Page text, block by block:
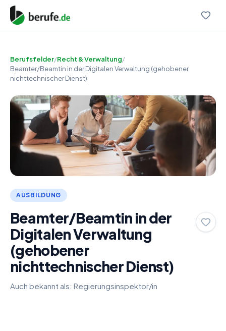
Berufsfelder/Recht & Verwaltung/
Beamter/Beamtin in der Digitalen Verwaltung (gehobener
nichttechnischer Dienst)
AUSBILDUNG
Beamter/Beamtin in der
Digitalen Verwaltung
(gehobener
nichttechnischer Dienst)
Auch bekannt als: Regierungsinspektor/in